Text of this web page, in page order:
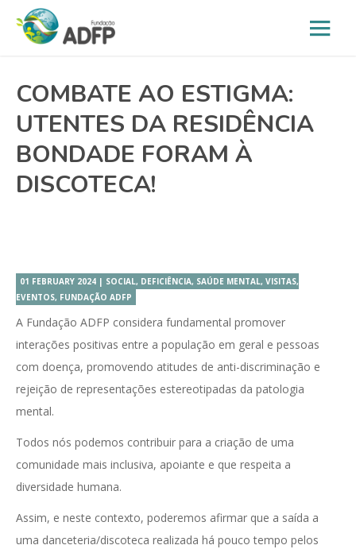
COMBATE AO ESTIGMA:
UTENTES DA RESIDÊNCIA
BONDADE FORAM À
DISCOTECA!
01 FEBRUARY 2024 | SOCIAL, DEFICIÊNCIA, SAÚDE MENTAL, VISITAS,
EVENTOS, FUNDAÇÃO ADFP
A Fundação ADFP considera fundamental promover
interações positivas entre a população em geral e pessoas
com doença, promovendo atitudes de anti-discriminação e
rejeição de representações estereotipadas da patologia
mental.
Todos nós podemos contribuir para a criação de uma
comunidade mais inclusiva, apoiante e que respeita a
diversidade humana.
Assim, e neste contexto, poderemos afirmar que a saída a
uma danceteria/discoteca realizada há pouco tempo pelos